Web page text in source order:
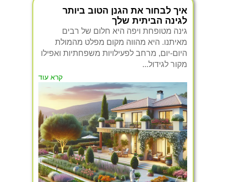
איך לבחור את הגנן הטוב ביותר
לגינה הביתית שלך
גינה מטופחת ויפה היא חלום של רבים
מאיתנו. היא מהווה מקום מפלט מהמולת
היום-יום, מרחב לפעילויות משפחתיות ואפילו
מקור לגידול...
קרא עוד